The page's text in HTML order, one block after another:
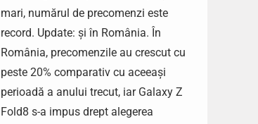
mari, numărul de precomenzi este
record. Update: și în România. În
România, precomenzile au crescut cu
peste 20% comparativ cu aceeași
perioadă a anului trecut, iar Galaxy Z
Fold8 s-a impus drept alegerea